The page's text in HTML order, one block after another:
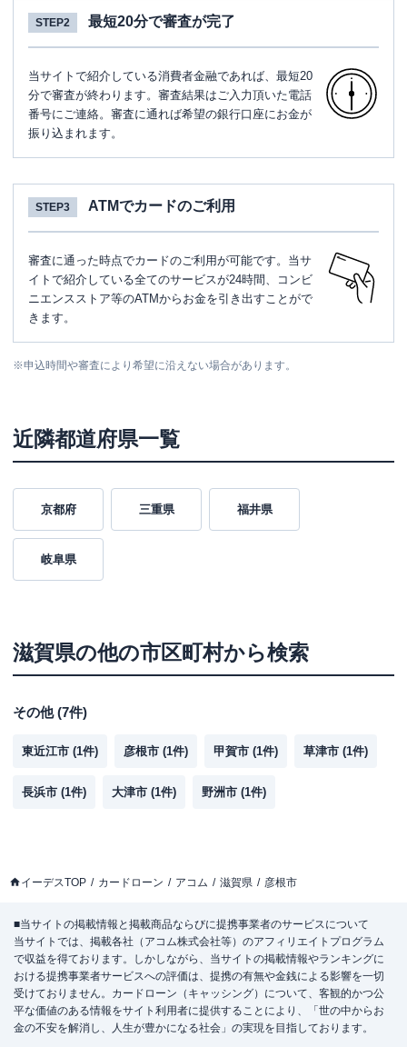
STEP2 最短20分で審査が完了
当サイトで紹介している消費者金融であれば、最短20
分で審査が終わります。審査結果はご入力頂いた電話
番号にご連絡。審査に通れば希望の銀行口座にお金が
振り込まれます。
STEP3 ATMでカードのご利用
審査に通った時点でカードのご利用が可能です。当サ
イトで紹介している全てのサービスが24時間、コンビ
ニエンスストア等のATMからお金を引き出すことがで
きます。
※申込時間や審査により希望に沿えない場合があります。
近隣都道府県一覧
京都府 三重県 福井県
岐阜県
滋賀県の他の市区町村から検索
その他(7件)
東近江市 (1件) 彦根市 (1件) 甲賀市 (1件) 草津市 (1件)
長浜市 (1件) 大津市 (1件) 野洲市 (1件)
イーデスTOP カードローン アコム 滋賀県 彦根市
■当サイトの掲載情報と掲載商品ならびに提携事業者のサービスについて
当サイトでは、掲載各社（アコム株式会社等）のアフィリエイトプログラム
で収益を得ております。しかしながら、当サイトの掲載情報やランキングに
おける提携事業者サービスへの評価は、提携の有無や金銭による影響を一切
受けておりません。カードローン（キャッシング）について、客観的かつ公
平な価値のある情報をサイト利用者に提供することにより、「世の中からお
金の不安を解消し、人生が豊かになる社会」の実現を目指しております。